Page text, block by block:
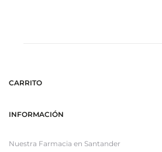
CARRITO
INFORMACIÓN
Nuestra Farmacia en Santander